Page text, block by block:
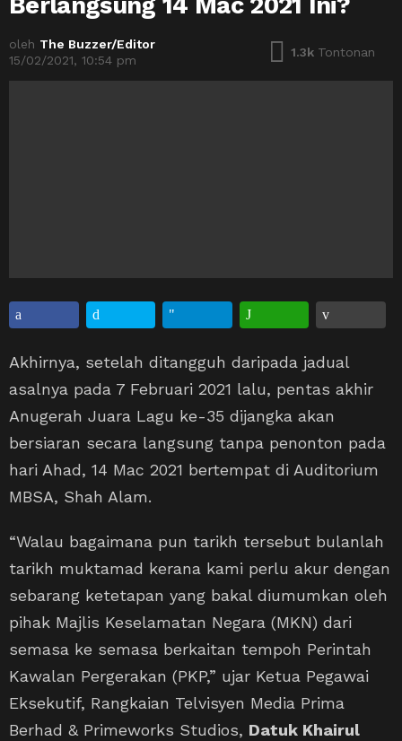
oleh The Buzzer/Editor
15/02/2021, 10:54 pm
1.3k Tontonan
Akhirnya, setelah ditangguh daripada jadual
asalnya pada 7 Februari 2021 lalu, pentas akhir
Anugerah Juara Lagu ke-35 dijangka akan
bersiaran secara langsung tanpa penonton pada
hari Ahad, 14 Mac 2021 bertempat di Auditorium
MBSA, Shah Alam.
“Walau bagaimana pun tarikh tersebut bulanlah
tarikh muktamad kerana kami perlu akur dengan
sebarang ketetapan yang bakal diumumkan oleh
pihak Majlis Keselamatan Negara (MKN) dari
semasa ke semasa berkaitan tempoh Perintah
Kawalan Pergerakan (PKP,” ujar Ketua Pegawai
Eksekutif, Rangkaian Telvisyen Media Prima
Berhad & Primeworks Studios, Datuk Khairul